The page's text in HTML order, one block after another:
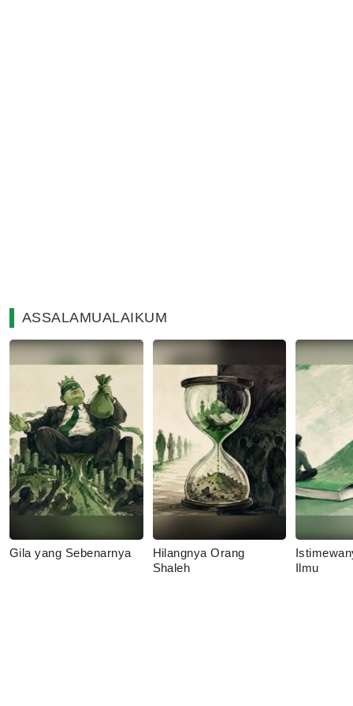
ASSALAMUALAIKUM
Gila yang Sebenarnya
Hilangnya Orang
Shaleh
Ilmu